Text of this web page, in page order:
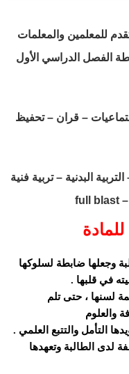
للمعلمين والمعلمات
الفصل الدراسي الأول
– قران – تحفيظ
البدنية – تربية فنية
وجعلها ضابطة لسلوكها
في قلبها .
لسنها ، حتى تلم
والعلوم
التأمل والتتبع العلمي .
لدى الطالبة وتعهدها